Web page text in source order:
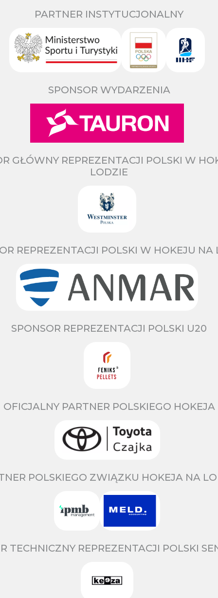
PARTNER INSTYTUCJONALNY
SPONSOR WYDARZENIA
GŁÓWNY REPREZENTACJI POLSKI W
LODZIE
REPREZENTACJI POLSKI W HOKEJU NA
SPONSOR REPREZENTACJI POLSKI U20
OFICJALNY PARTNER POLSKIEGO HOKEJA
POLSKIEGO ZWIĄZKU HOKEJA NA
TECHNICZNY REPREZENTACJI POLSKI